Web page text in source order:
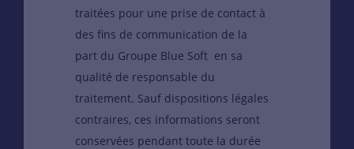
traitées pour une prise de contact à
des fins de communication de la
part du Groupe Blue Soft en sa
qualité de responsable du
traitement. Sauf dispositions légales
contraires, ces informations seront
conservées pendant toute la durée